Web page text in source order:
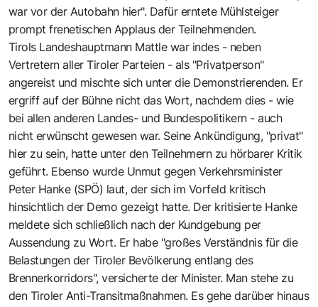
war vor der Autobahn hier". Dafür erntete Mühlsteiger
prompt frenetischen Applaus der Teilnehmenden.
Tirols Landeshauptmann Mattle war indes - neben
Vertretern aller Tiroler Parteien - als "Privatperson"
angereist und mischte sich unter die Demonstrierenden. Er
ergriff auf der Bühne nicht das Wort, nachdem dies - wie
bei allen anderen Landes- und Bundespolitikern - auch
nicht erwünscht gewesen war. Seine Ankündigung, "privat"
hier zu sein, hatte unter den Teilnehmern zu hörbarer Kritik
geführt. Ebenso wurde Unmut gegen Verkehrsminister
Peter Hanke (SPÖ) laut, der sich im Vorfeld kritisch
hinsichtlich der Demo gezeigt hatte. Der kritisierte Hanke
meldete sich schließlich nach der Kundgebung per
Aussendung zu Wort. Er habe "großes Verständnis für die
Belastungen der Tiroler Bevölkerung entlang des
Brennerkorridors", versicherte der Minister. Man stehe zu
den Tiroler Anti-Transitmaßnahmen. Es gehe darüber hinaus